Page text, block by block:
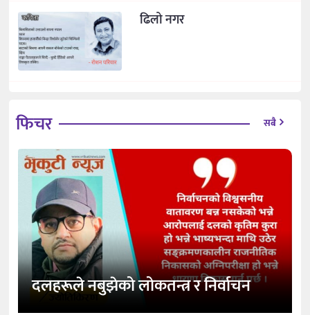
ढिलो नगर
फिचर सबै
दलहरूले नबुझेको लोकतन्त्र र निर्वाचन